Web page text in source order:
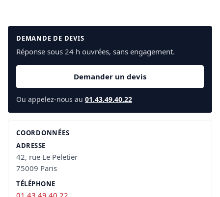
DEMANDE DE DEVIS
Réponse sous 24 h ouvrées, sans engagement.
Demander un devis
Ou appelez-nous au 01.43.49.40.22
COORDONNÉES
ADRESSE
42, rue Le Peletier
75009 Paris
TÉLÉPHONE